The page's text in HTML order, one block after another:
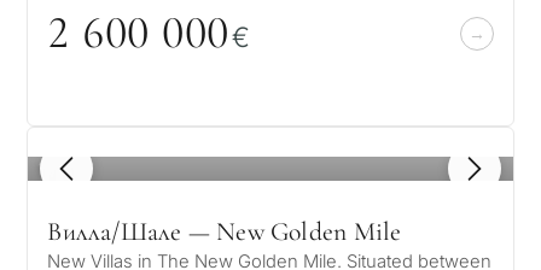
2 600 000€
1 / 8
Вилла/Шале — New Golden Mile
New Villas in The New Golden Mile. Situated between
Без обязательств •